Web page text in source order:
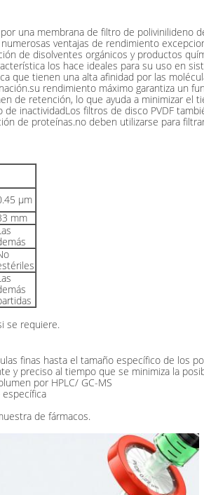
una membrana de filtro de
ventajas de rendimiento
de disolventes orgánicos y productos
los hace ideales para su uso en
que tienen una alta afinidad por las
rendimiento máximo garantiza un
de retención, lo que ayuda a minimizar
inactividadLos filtros de disco PVDF
de proteínas.no deben utilizarse para
μm
mm
se requiere.
finas hasta el tamaño específico de los
y preciso al tiempo que se minimiza la
por HPLC/ GC-MS
de fármacos.